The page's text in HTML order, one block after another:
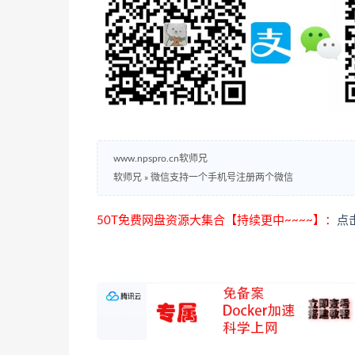
www.npspro.cn软师兄
软师兄 » 微信支持一个手机号注册两个微信
50T免费网盘资源大集合【持续更中~~~~】： 点